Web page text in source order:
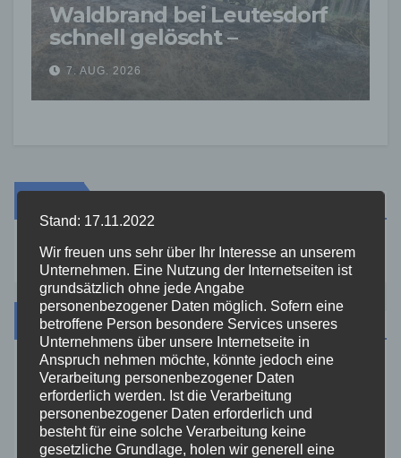
Waldbrand bei Leutesdorf
schnell gelöscht –
Feuerwehr warnt vor
erhöhter Brandgefahr
7. AUG. 2026
Kategorien
Aktuelles
Allgemein
Stand: 17.11.2022
Wir freuen uns sehr über Ihr Interesse an unserem
Unternehmen. Eine Nutzung der Internetseiten ist
grundsätzlich ohne jede Angabe
personenbezogener Daten möglich. Sofern eine
betroffene Person besondere Services unseres
Unternehmens über unsere Internetseite in
Anspruch nehmen möchte, könnte jedoch eine
Verarbeitung personenbezogener Daten
erforderlich werden. Ist die Verarbeitung
personenbezogener Daten erforderlich und
besteht für eine solche Verarbeitung keine
gesetzliche Grundlage, holen wir generell eine